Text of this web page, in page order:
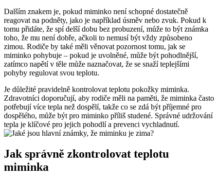
Dalším znakem je, pokud miminko není schopné dostatečně
reagovat na podněty, jako je například úsměv nebo zvuk. Pokud k
tomu přidáte, že spí delší dobu bez probuzení, může to být známka
toho, že mu není dobře, ačkoli to nemusí být vždy způsobeno
zimou. Rodiče by také měli věnovat pozornost tomu, jak se
miminko pohybuje – pokud je uvolněné, může být pohodlnější,
zatímco napětí v těle může naznačovat, že se snaží teplejšími
pohyby regulovat svou teplotu.
Je důležité pravidelně kontrolovat teplotu pokožky miminka.
Zdravotníci doporučují, aby rodiče měli na paměti, že miminka často
potřebují více tepla než dospělí, takže co se zdá být příjemné pro
dospělého, může být pro miminko příliš studené. Správné udržování
tepla je klíčové pro jejich pohodlí a prevenci vychladnutí.
Jak správně zkontrolovat teplotu
miminka